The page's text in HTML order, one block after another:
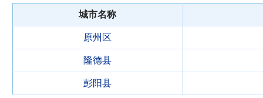
城市名称
原州区
隆德县
彭阳县